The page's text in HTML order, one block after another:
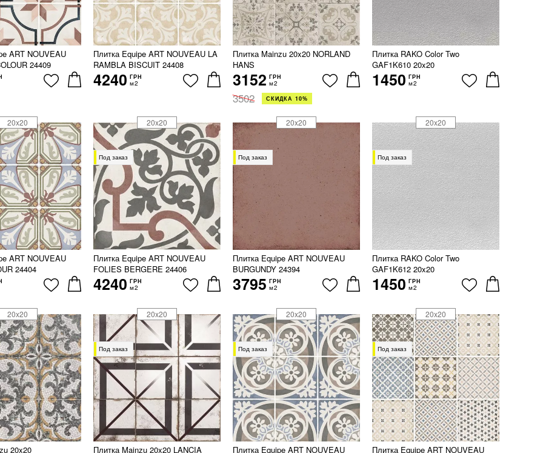
ART NOUVEAU
24409
Плитка Equipe ART NOUVEAU LA
RAMBLA BISCUIT 24408
4240 ГРН
м2
Плитка Mainzu 20x20 NORLAND
HANS
3152 ГРН
м2
3502 СКИДКА 10%
Плитка RAKO Color Two
GAF1K610 20x20
1450 ГРН
м2
ART NOUVEAU
24404
20x20
Под заказ
Плитка Equipe ART NOUVEAU
FOLIES BERGERE 24406
4240 ГРН
м2
20x20
Под заказ
Плитка Equipe ART NOUVEAU
BURGUNDY 24394
3795 ГРН
м2
20x20
Под заказ
Плитка RAKO Color Two
GAF1K612 20x20
1450 ГРН
м2
20x20
20x20
20x20
Под заказ
Плитка Mainzu 20x20 LANCIA
20x20
Под заказ
Плитка Equipe ART NOUVEAU
20x20
Под заказ
Плитка Equipe ART NOUVEAU
20x20